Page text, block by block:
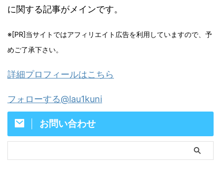
に関する記事がメインです。
※[PR]当サイトではアフィリエイト広告を利用していますので、予
めご了承下さい。
詳細プロフィールはこちら
フォローする@lau1kuni
お問い合わせ